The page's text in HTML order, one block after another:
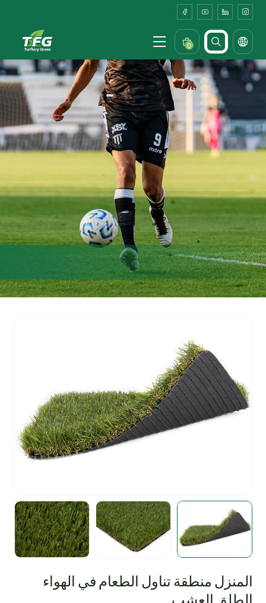
Home
Outdoor
Dining
Area
Turf
0
المنزل منطقة تناول الطعام في الهواء